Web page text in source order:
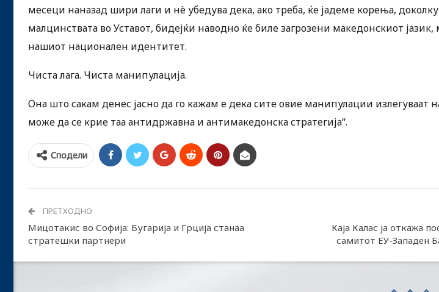
месеци наназад шири лаги и нè убедува дека, ако треба, ќе јадеме корења, доколку
малцинствата во Уставот, бидејќи наводно ќе биле загрозени македонскиот јазик,
нашиот национален идентитет.
Чиста лага. Чиста манипулација.
Она што сакам денес јасно да го кажам е дека сите овие манипулации излегуваат
може да се крие таа антидржавна и антимакедонска стратегија“.
Сподели
ПРЕТХОДНО
Мицотакис во Софија: Бугарија и Грција станаа
стратешки партнери
Каја Калас ја откажа
самитот ЕУ-Западен